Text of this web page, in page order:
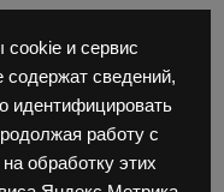
и сервис
содержат сведений,
идентифицировать
работу с
обработку этих